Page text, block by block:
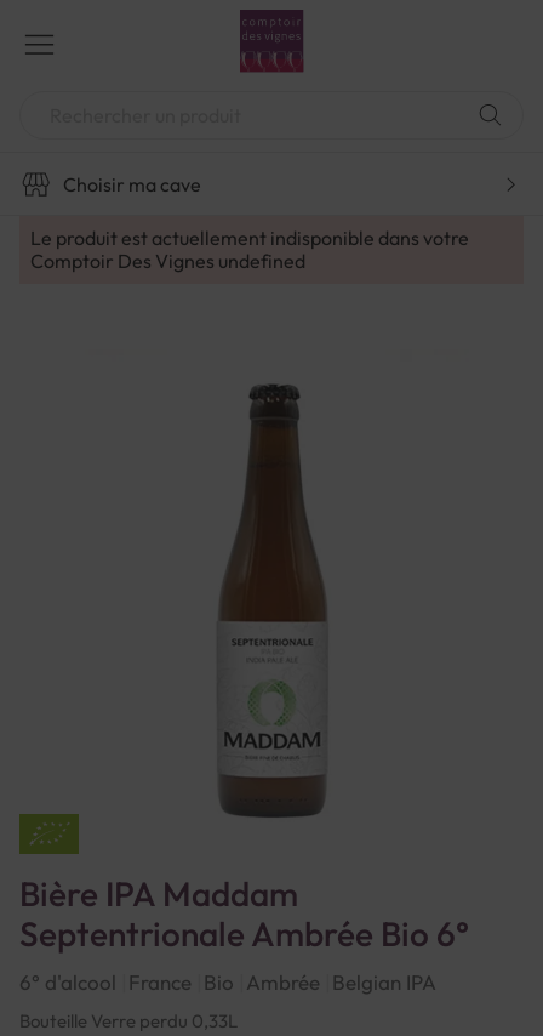
contenu
Choisir ma cave
Le produit est actuellement indisponible dans votre
Comptoir Des Vignes undefined
Bière IPA Maddam
Septentrionale Ambrée Bio 6°
6° d'alcool France Bio Ambrée Belgian IPA
Bouteille Verre perdu 0,33L